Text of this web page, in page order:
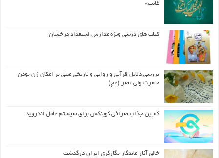
غایب»
کتاب های درسی ویژه مدارس استعداد درخشان
بررسی دلایل قرآنی و روایی و تاریخی مبنی بر امکان زن بودن
حضرت ولی عصر (عج)
کمپین جذاب صرافی کوینکس برای سیستم عامل اندروید
خالق آثار ماندگار نگارگری ایران درگذشت